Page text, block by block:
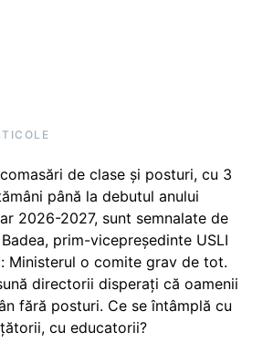
de clase și posturi, cu 3
până la debutul anului
2026-2027, sunt semnalate de
prim-vicepreședinte USLI
Ministerul o comite grav de tot.
directorii disperați că oamenii
fără posturi. Ce se întâmplă cu
cu educatorii?